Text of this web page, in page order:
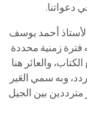
دعواتنا.
الأستاذ أحمد يوسف
فترة زمنية محددة
والعائر هنا
وبه سمي العَير
مترددين بين الجيل